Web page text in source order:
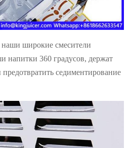
наши широкие смесители
напитки 360 градусов, держат
седиментирование